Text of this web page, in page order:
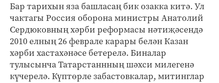
Бар тарихын яза башласаң бик озакка китә. Ул
чактагы Россия оборона министры Анатолий
Сердюковның хәрби реформасы нәтиҗәсендә
2010 елның 26 феврале карары белән Казан
хәрби хастахәнәсе бетерелә. Биналар
тулысынча Татарстаннның шәхси милегенә
күчерелә. Күптөрле забастовкалар, митинглар